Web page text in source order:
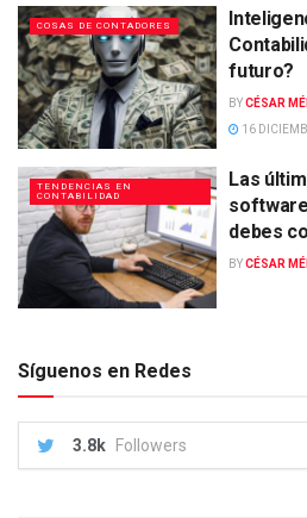
COSAS DE CONTADORES
futuro?
BYCÉSAR
16
TENDENCIAS EN
CONTABILIDAD
Las
debes
BYCÉSAR
Síguenos en Redes
3.8k Followers